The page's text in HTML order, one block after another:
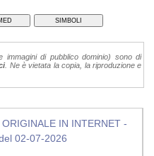
SIMBOLI
di pubblico dominio) sono di
. Ne è vietata la copia, la riproduzione e
IN INTERNET -
02-07-2026